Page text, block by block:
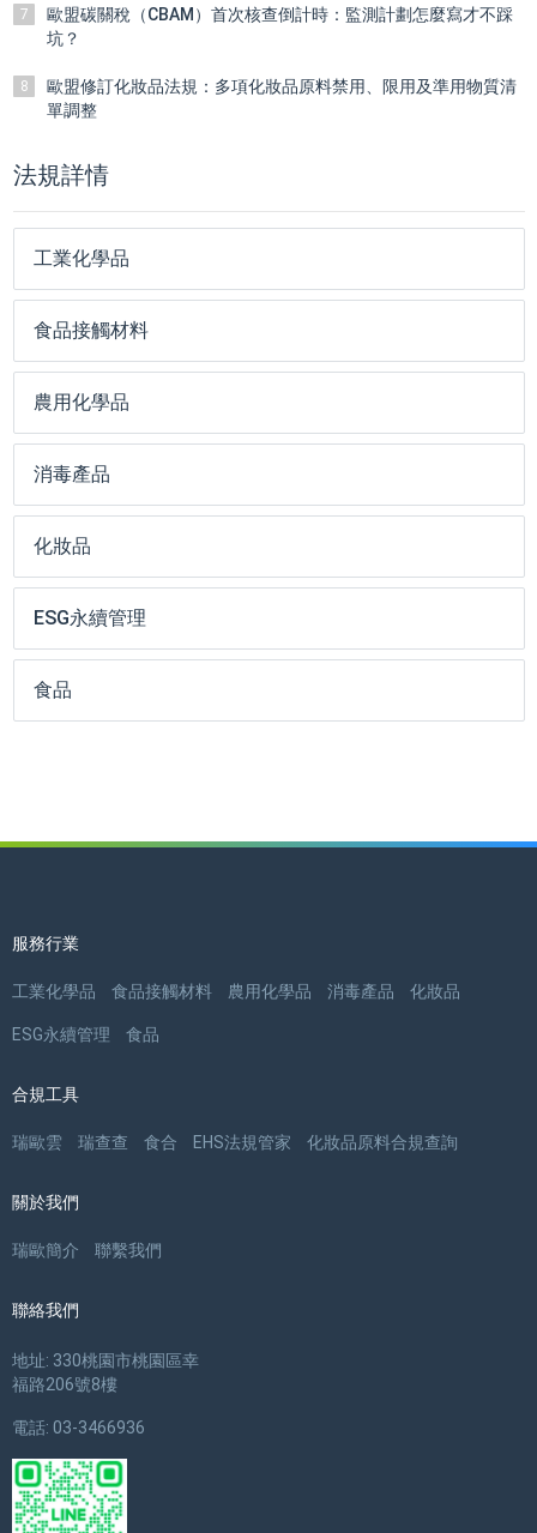
7
歐盟碳關稅（CBAM）首次核查倒計時：監測計劃怎麼寫才不踩
坑？
8
歐盟修訂化妝品法規：多項化妝品原料禁用、限用及準用物質清
單調整
法規詳情
工業化學品
食品接觸材料
農用化學品
消毒產品
化妝品
ESG永續管理
食品
服務行業
工業化學品 食品接觸材料 農用化學品 消毒產品 化妝品
ESG永續管理 食品
合規工具
瑞歐雲 瑞查查 食合 EHS法規管家 化妝品原料合規查詢
關於我們
瑞歐簡介 聯繫我們
聯絡我們
地址: 330桃園市桃園區幸
福路206號8樓
電話: 03-3466936